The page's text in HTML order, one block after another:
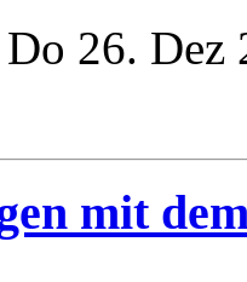
Do 26. Dez
mit